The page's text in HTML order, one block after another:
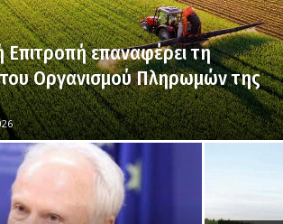
επαναφέρει τη
του Οργανισμού Πληρωμών της